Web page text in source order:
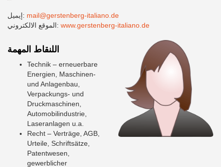
إيميل: mail@gerstenberg-italiano.de
الموقع الالكتروني: www.gerstenberg-italiano.de
اللنقاط المهمة
Technik – erneuerbare
Energien, Maschinen-
und Anlagenbau,
Verpackungs- und
Druckmaschinen,
Automobilindustrie,
Laseranlagen u.a.
Recht – Verträge, AGB,
Urteile, Schriftsätze,
Patentwesen,
gewerblicher